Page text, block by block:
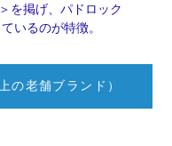
を掲げ、パドロック
いるのが特徴。
の老舗ブランド）